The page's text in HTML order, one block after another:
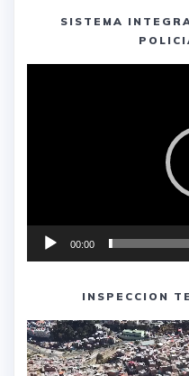
SISTEMA
00:00
INSPECCION